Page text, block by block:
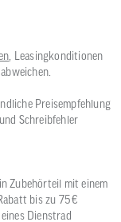
, Leasingkonditionen
Preisempfehlung
Schreibfehler
Zubehörteil mit einem
bis zu 75 €
Dienstrad